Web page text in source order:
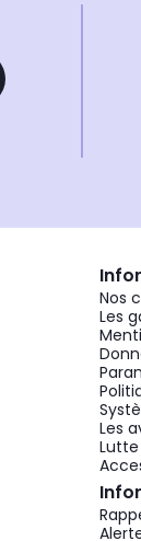
Nos
Les
Les